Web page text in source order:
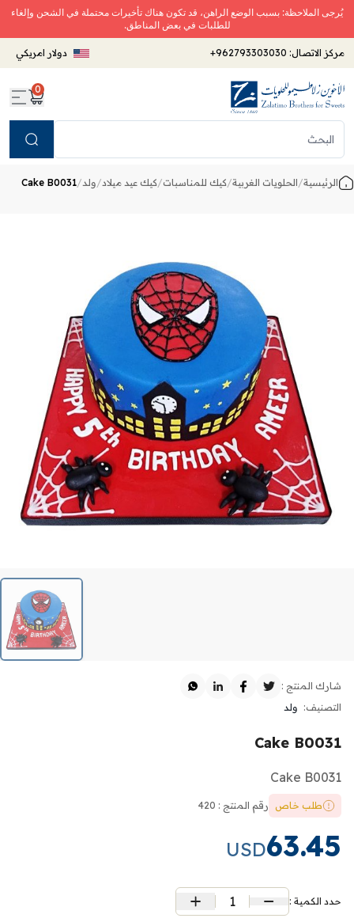
يُرجى الملاحظة: بسبب الوضع الراهن، قد تكون هناك تأخيرات محتملة في الشحن وإلغاء
للطلبات في بعض المناطق.
مركز الاتصال: +962793303030 دولار امريكي
0
الرئيسية/الحلويات الغربية/كيك للمناسبات/كيك عيد ميلاد/ولد/
Cake B0031
التصنيف: ولد
شارك المنتج :
Cake B0031
Cake B0031
طلب خاص رقم المنتج : 420
63.45
USD
حدد الكمية : 1